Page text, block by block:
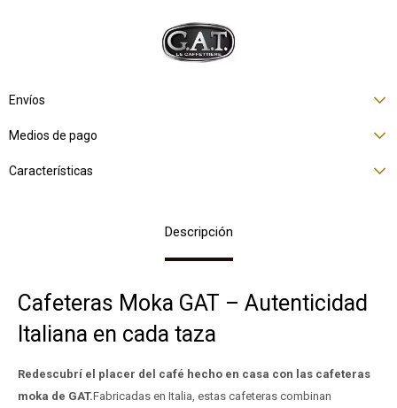
Envíos
Medios de pago
Características
Descripción
Cafeteras Moka GAT – Autenticidad
Italiana en cada taza
Redescubrí el placer del café hecho en casa con las cafeteras
moka de GAT.Fabricadas en Italia, estas cafeteras combinan